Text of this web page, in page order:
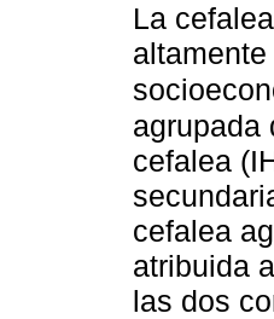
La
agrupada
cefalea
cefalea
atribuida
las dos